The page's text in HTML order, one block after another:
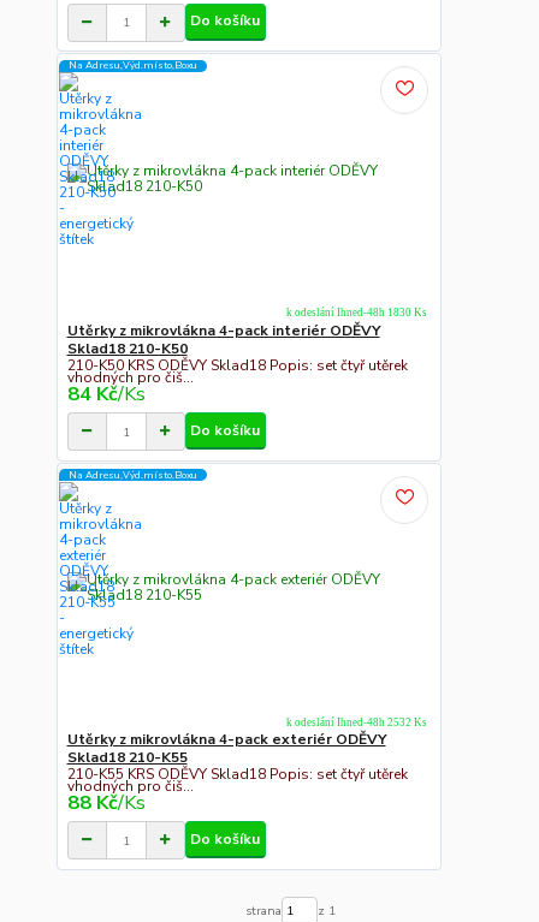
Do košíku
Na Adresu,Výd.místo,Boxu
Utěrky z mikrovlákna 4-pack interiér ODĚVY
Sklad18 210-K50
210-K50 KRS ODĚVY Sklad18 Popis: set čtyř utěrek
vhodných pro čiš...
84 Kč/Ks
k odeslání Ihned-48h 1830 Ks
Do košíku
Na Adresu,Výd.místo,Boxu
Utěrky z mikrovlákna 4-pack exteriér ODĚVY
Sklad18 210-K55
210-K55 KRS ODĚVY Sklad18 Popis: set čtyř utěrek
vhodných pro čiš...
88 Kč/Ks
k odeslání Ihned-48h 2532 Ks
Do košíku
strana z 1